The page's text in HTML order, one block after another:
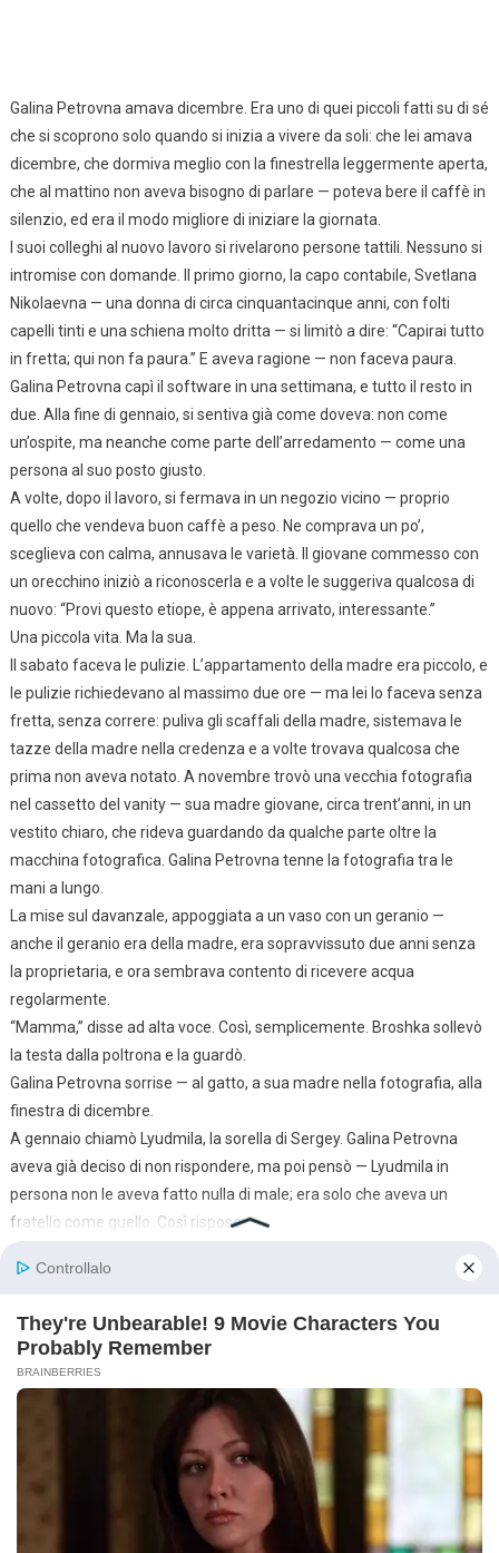
Galina Petrovna amava dicembre. Era uno di quei piccoli fatti su di sé
che si scoprono solo quando si inizia a vivere da soli: che lei amava
dicembre, che dormiva meglio con la finestrella leggermente aperta,
che al mattino non aveva bisogno di parlare — poteva bere il caffè in
silenzio, ed era il modo migliore di iniziare la giornata.
I suoi colleghi al nuovo lavoro si rivelarono persone tattili. Nessuno si
intromise con domande. Il primo giorno, la capo contabile, Svetlana
Nikolaevna — una donna di circa cinquantacinque anni, con folti
capelli tinti e una schiena molto dritta — si limitò a dire: “Capirai tutto
in fretta; qui non fa paura.” E aveva ragione — non faceva paura.
Galina Petrovna capì il software in una settimana, e tutto il resto in
due. Alla fine di gennaio, si sentiva già come doveva: non come
un’ospite, ma neanche come parte dell’arredamento — come una
persona al suo posto giusto.
A volte, dopo il lavoro, si fermava in un negozio vicino — proprio
quello che vendeva buon caffè a peso. Ne comprava un po’,
sceglieva con calma, annusava le varietà. Il giovane commesso con
un orecchino iniziò a riconoscerla e a volte le suggeriva qualcosa di
nuovo: “Provi questo etiope, è appena arrivato, interessante.”
Una piccola vita. Ma la sua.
Il sabato faceva le pulizie. L’appartamento della madre era piccolo, e
le pulizie richiedevano al massimo due ore — ma lei lo faceva senza
fretta, senza correre: puliva gli scaffali della madre, sistemava le
tazze della madre nella credenza e a volte trovava qualcosa che
prima non aveva notato. A novembre trovò una vecchia fotografia
nel cassetto del vanity — sua madre giovane, circa trent’anni, in un
vestito chiaro, che rideva guardando da qualche parte oltre la
macchina fotografica. Galina Petrovna tenne la fotografia tra le
mani a lungo.
La mise sul davanzale, appoggiata a un vaso con un geranio —
anche il geranio era della madre, era sopravvissuto due anni senza
la proprietaria, e ora sembrava contento di ricevere acqua
regolarmente.
“Mamma,” disse ad alta voce. Così, semplicemente. Broshka sollevò
la testa dalla poltrona e la guardò.
Galina Petrovna sorrise — al gatto, a sua madre nella fotografia, alla
finestra di dicembre.
A gennaio chiamò Lyudmila, la sorella di Sergey. Galina Petrovna
aveva già deciso di non rispondere, ma poi pensò — Lyudmila in
persona non le aveva fatto nulla di male; era solo che aveva un
fratello come quello. Così rispose.
“Galya, ciao,” disse cautamente Lyudmila. “Come stai?”
“Sto bene,” disse Galina Petrovna.
“Ho sentito che hai trovato un nuovo lavoro?”
“Bene. Davvero, bene,” c’era qualcosa di sincero nella voce di
Lyudmila, e Galina Petrovna lo sentì. “Ti chiamo per questo… Ti sei
offesa con me allora? Quando ho parlato di Seryozha?”